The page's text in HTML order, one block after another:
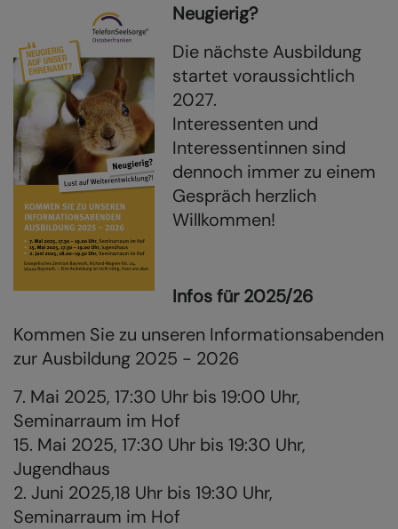
Neugierig?
Die nächste Ausbildung
startet voraussichtlich
2027.
Interessenten und
Interessentinnen sind
dennoch immer zu einem
Gespräch herzlich
Willkommen!
Infos für 2025/26
Kommen Sie zu unseren Informationsabenden
zur Ausbildung 2025 - 2026
7. Mai 2025, 17:30 Uhr bis 19:00 Uhr,
Seminarraum im Hof
15. Mai 2025, 17:30 Uhr bis 19:30 Uhr,
Jugendhaus
2. Juni 2025,18 Uhr bis 19:30 Uhr,
Seminarraum im Hof